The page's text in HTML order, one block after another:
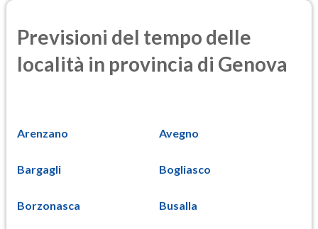
Previsioni del tempo delle
località in provincia di Genova
Arenzano Avegno
Bargagli Bogliasco
Borzonasca Busalla